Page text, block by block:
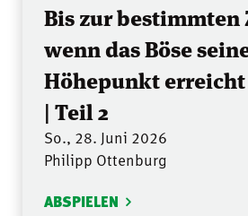
Bis zur bestimmten
wenn das Böse
Höhepunkt erreicht
| Teil 2
So., 28. Juni 2026
Philipp Ottenburg
ABSPIELEN